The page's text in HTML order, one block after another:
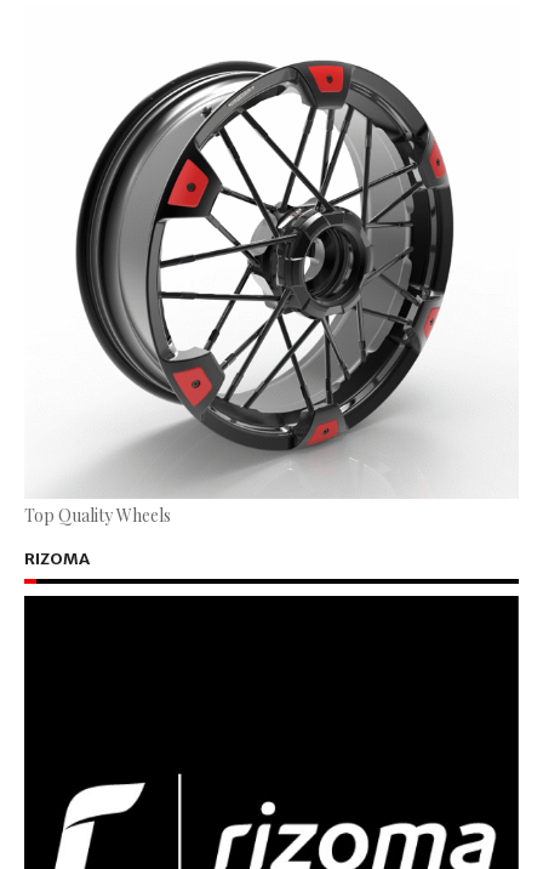
Top Quality Wheels
RIZOMA